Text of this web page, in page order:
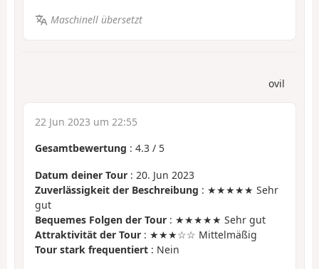
Maschinell übersetzt
ovil
22 Jun 2023 um 22:55
Gesamtbewertung : 4.3 / 5
Datum deiner Tour : 20. Jun 2023
Zuverlässigkeit der Beschreibung : ★★★★★ Sehr
gut
Bequemes Folgen der Tour : ★★★★★ Sehr gut
Attraktivität der Tour : ★★★☆☆ Mittelmäßig
Tour stark frequentiert : Nein